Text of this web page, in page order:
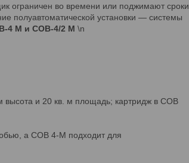
ограничен во времени или поджимают сроки
полуавтоматической установки — системы
4 М и СОВ-4/2 М \n
и 20 кв. м площадь; картридж в СОВ
а СОВ 4-М подходит для